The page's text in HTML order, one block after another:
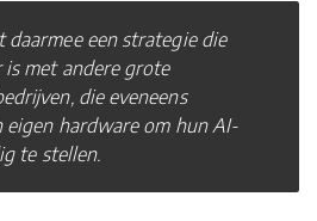
daarmee een strategie die
is met andere grote
die eveneens
eigen hardware om hun AI-
te stellen.